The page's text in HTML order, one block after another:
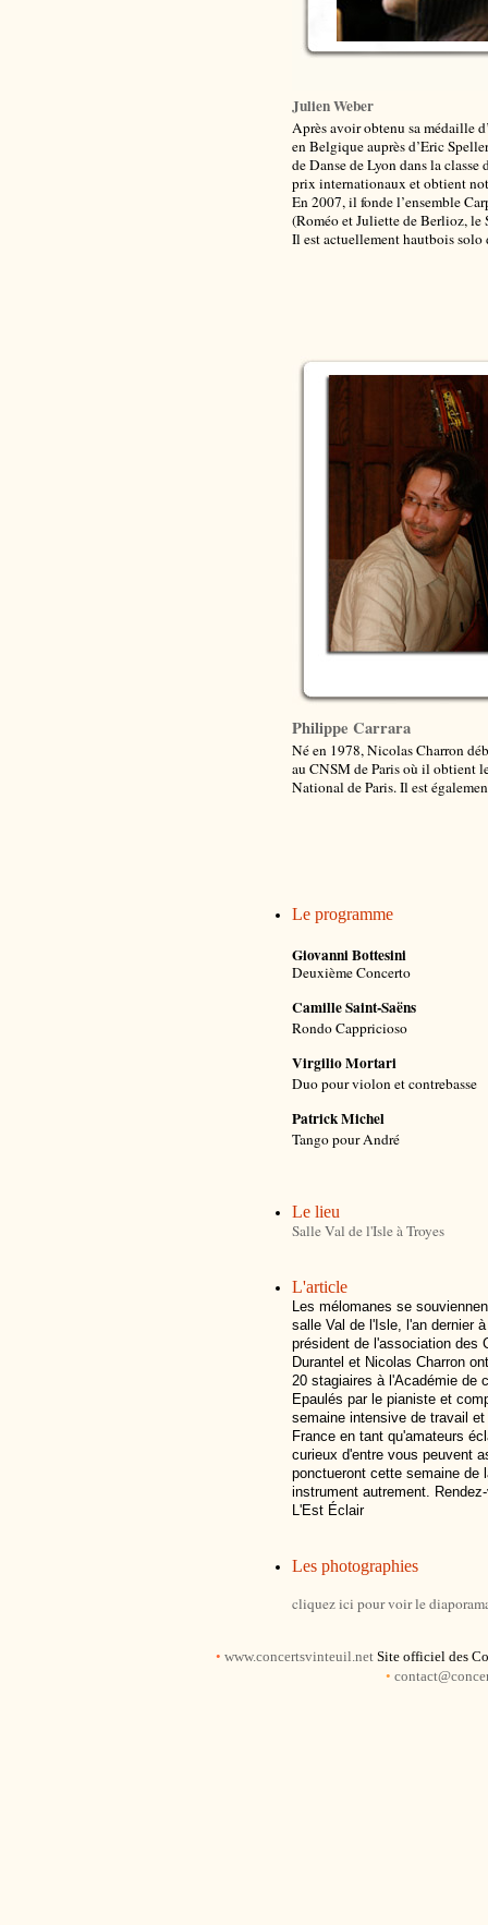
Julien Weber
Après avoir obtenu sa médaille
en Belgique auprès d’Eric
de Danse de Lyon dans la
prix internationaux et obtient
En 2007, il fonde l’ensemble
(Roméo et Juliette de Berlioz, le
Il est actuellement hautbois
Philippe Carrara
Né en 1978, Nicolas Charron
au CNSM de Paris où il obtient
National de Paris. Il est
Le programme
Giovanni Bottesini
Deuxième Concerto
Camille Saint-Saëns
Rondo Cappricioso
Virgilio Mortari
Duo pour violon et contrebasse
Patrick Michel
Tango pour André
Le lieu
Salle Val de l'Isle à Troyes
L'article
Les mélomanes se
salle Val de l'Isle, l'an dernier
président de l'association des
Durantel et Nicolas Charron
20 stagiaires à l'Académie de
Epaulés par le pianiste et
semaine intensive de travail
France en tant qu'amateurs
curieux d'entre vous peuvent
ponctueront cette semaine de
instrument autrement.
L'Est Éclair
Les photographies
cliquez ici pour voir le
• www.concertsvinteuil.net Site officiel des
•